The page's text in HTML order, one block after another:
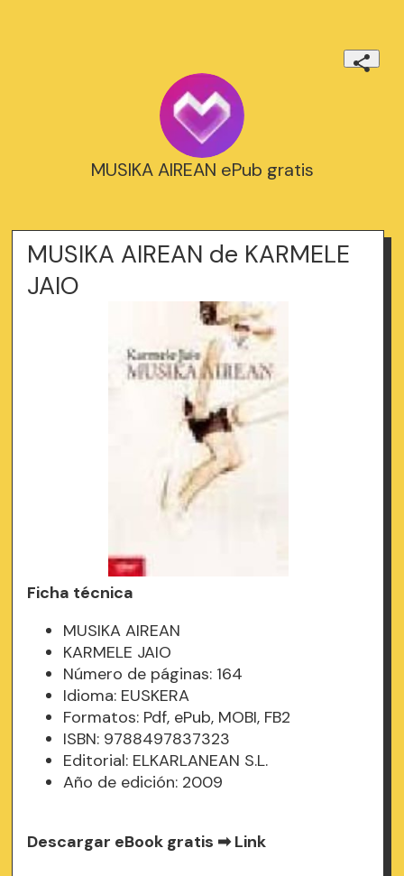
MUSIKA AIREAN ePub gratis
MUSIKA AIREAN de KARMELE
JAIO
Ficha técnica
MUSIKA AIREAN
KARMELE JAIO
Número de páginas: 164
Idioma: EUSKERA
Formatos: Pdf, ePub, MOBI, FB2
ISBN: 9788497837323
Editorial: ELKARLANEAN S.L.
Año de edición: 2009
Descargar eBook gratis ➡Link